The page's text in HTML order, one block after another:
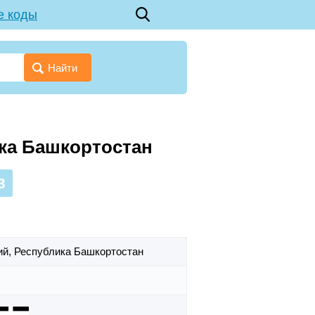
коды
Найти
Башкортостан
Республика Башкортостан